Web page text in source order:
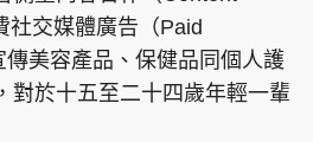
使用條款
社交媒體廣告（Paid
美容產品、保健品同個人護
對於十五至二十四歲年輕一輩